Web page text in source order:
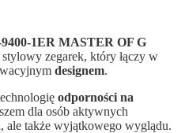
1ER MASTER OF G
zegarek, który łączy w
designem.
odporności na
dla osób aktywnych
ale także wyjątkowego wyglądu.